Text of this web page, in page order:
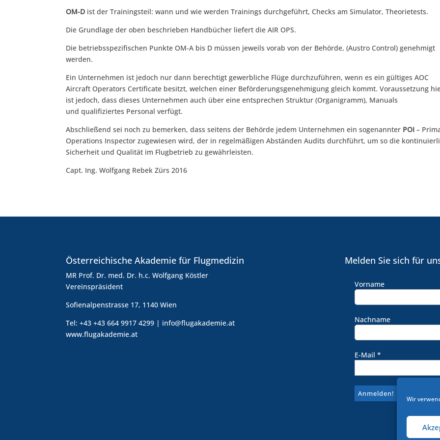
Wir
OM-D ist der Trainingsteil: wann und wie werden Trainings durchgeführt, Checks am Simulator, Theorietests.
Die Grundlage der oben beschrieben Handbücher liefert die AIR OPS.
Die betriebsspezifischen Punkte OM-A bis D müssen jeweils vorab von der Behörde, (Austro Control) genehmigt
werden.
Ein Unternehmen ist jedoch nur dann berechtigt gewerbliche Flüge durchzuführen, wenn es ein gültiges AOC
Aircraft Operators Certificate besitzt, welchen einer Beförderungsgenehmigung gleich kommt. Voraussetzung
ist jedoch, dass dieses Unternehmen auch über eine entsprechen Struktur (Organigramm), Manuals
und qualifiziertes Personal verfügt.
Abschließend sei noch zu bemerken, dass seitens der Behörde jedem Unternehmen ein sogenannter POI –
Operations Inspector zugewiesen wird, der in regelmäßigen Abständen Audits durchführt, um so die
Sicherheit und Qualität im Flugbetrieb zu gewährleisten.
Capt. Ing. Wolfgang Rebek Zürs 2016
Österreichische Akademie für Flugmedizin
MR Prof. Dr. med. Dr. h.c. Wolfgang Köstler
Vereinspräsident
Sofienalpenstrasse 17, 1140 Wien
Tel: +43 +43 664 9917 4299 | info@flugakademie.at
www.flugakademie.at
Melden Sie sich für
Vorname
Nachname
E-Mail *